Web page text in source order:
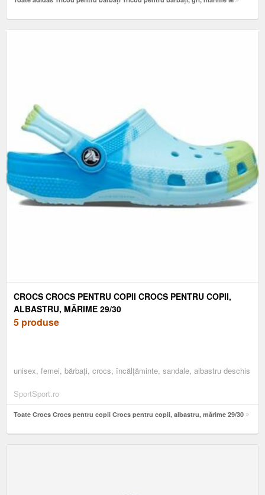
CROCS CROCS PENTRU COPII CROCS PENTRU COPII,
ALBASTRU, MĂRIME 29/30
5 produse
unisex, femei, bărbați, crocs, încălțăminte, sandale, albastru deschis
SportSport.ro
Toate Crocs Crocs pentru copii Crocs pentru copii, albastru, mărime 29/30